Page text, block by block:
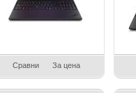
Сравни За цена